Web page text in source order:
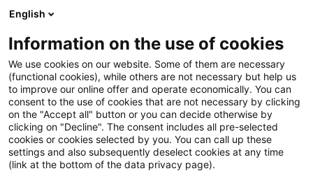
English
Information on the use of cookies
We use cookies on our website. Some of them are necessary
(functional cookies), while others are not necessary but help us
to improve our online offer and operate economically. You can
consent to the use of cookies that are not necessary by clicking
on the "Accept all" button or you can decide otherwise by
clicking on "Decline". The consent includes all pre-selected
cookies or cookies selected by you. You can call up these
settings and also subsequently deselect cookies at any time
(link at the bottom of the data privacy page).